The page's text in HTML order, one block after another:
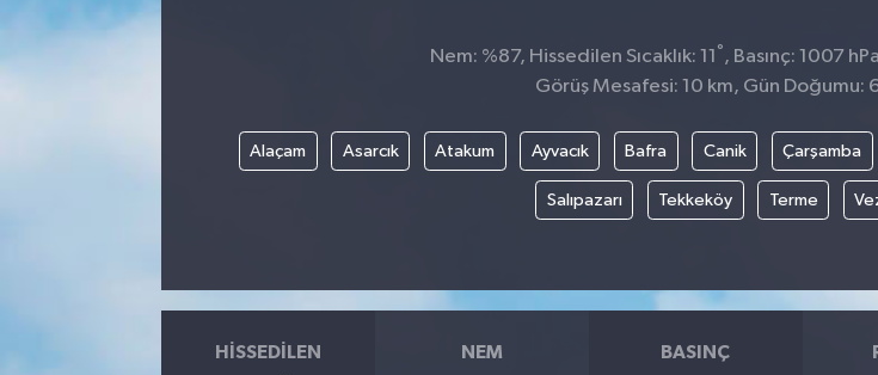
Nem: %87, Hissedilen Sıcaklık: 11 ° , Basınç: 1007
Görüş Mesafesi: 10 km, Gün Doğumu:
Alaçam Asarcık Atakum Ayvacık Bafra Canik Çarşamba
Salıpazarı Tekkeköy Terme
HISSEDILEN NEM BASINÇ